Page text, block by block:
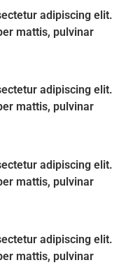
adipiscing elit.
mattis, pulvinar
adipiscing elit.
mattis, pulvinar
adipiscing elit.
mattis, pulvinar
adipiscing elit.
mattis, pulvinar